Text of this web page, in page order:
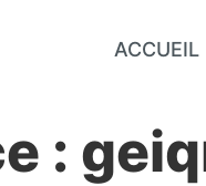
ACCUEIL
: